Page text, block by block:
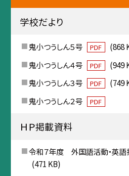
学校だより
鬼小つうしん５号 PDF
(868
鬼小つうしん４号
PDF
(949
鬼小つうしん３号
PDF
(749
鬼小つうしん２号
PDF
ＨＰ掲載資料
令和７年度 外国語活動・英語
(471 KB)